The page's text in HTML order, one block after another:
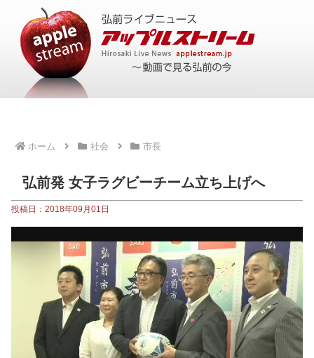
ホーム 社会 市長
弘前発 女子ラグビーチーム立ち上げへ
投稿日：2018年09月01日